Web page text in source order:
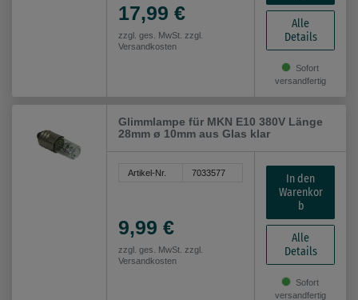
17,99 €
zzgl. ges. MwSt. zzgl.
Versandkosten
Alle
Details
Sofort
versandfertig
Glimmlampe für MKN E10 380V Länge
28mm ø 10mm aus Glas klar
Artikel-Nr. 7033577
9,99 €
zzgl. ges. MwSt. zzgl.
Versandkosten
In den
Warenkor
b
Alle
Details
Sofort
versandfertig